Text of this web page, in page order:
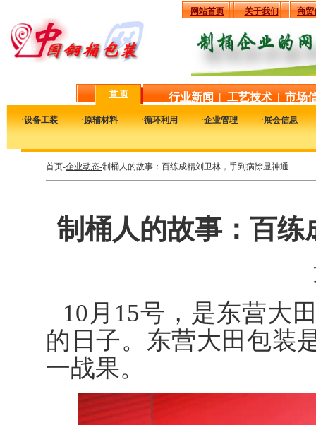
网站首页 关于我们 商贸
首 页 行业新闻 | 工艺技术 | 市场
·设备工装 ·原辅材料 ·循环利用 ·企业管理 ·展会信息
首页-企业动态-制桶人的故事：百练成精刘卫林，手到病除显神通
制桶人的故事：百
10月15号，是东营大
的日子。东营大田包装
一战果。